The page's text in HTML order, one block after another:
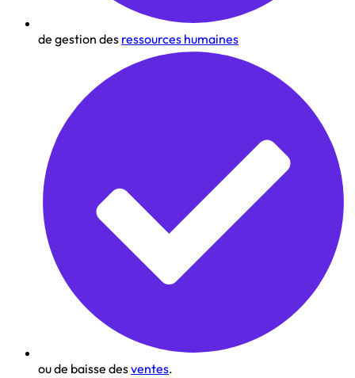
de gestion des ressources humaines
ou de baisse desventes.